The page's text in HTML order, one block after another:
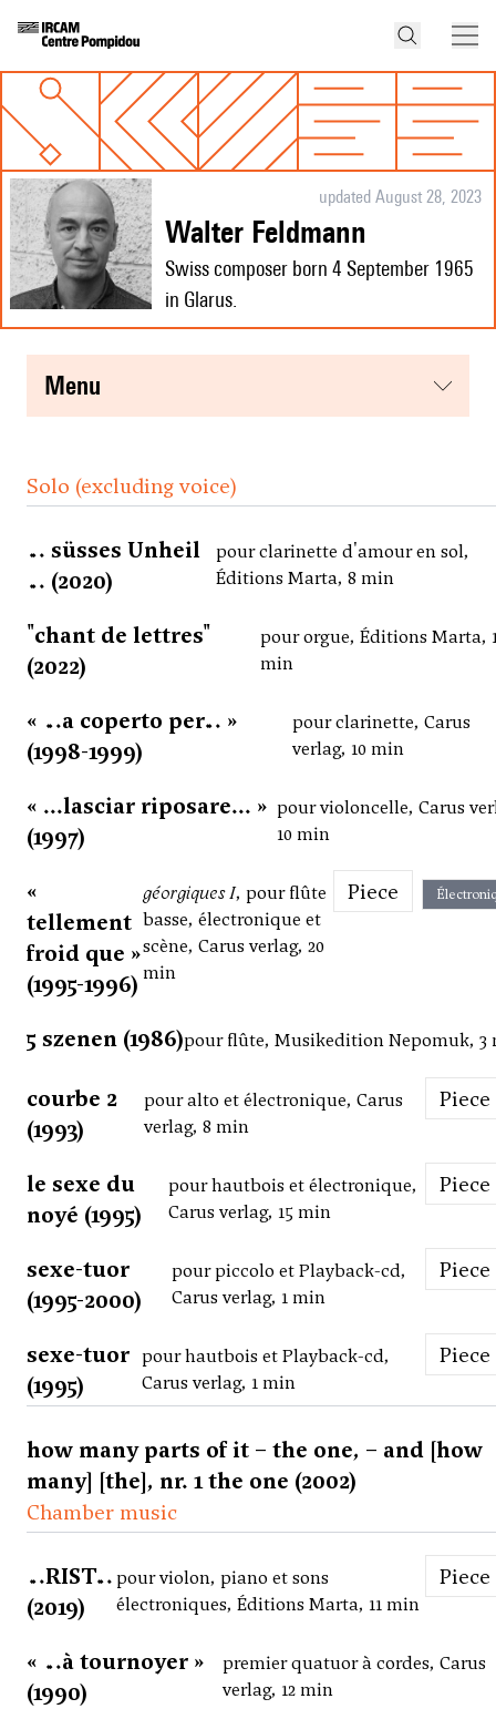
updated August 28, 2023
Walter Feldmann
Swiss composer born 4 September 1965
in Glarus.
menu
Solo (excluding voice)
… süsses Unheil
… (2020)
pour clarinette d'amour en sol,
Éditions Marta, 8 min
"chant de lettres"
(2022)
pour orgue, Éditions Marta,
min
« …a coperto per… »
(1998-1999)
pour clarinette, Carus
verlag, 10 min
« ...lasciar riposare... »
(1997)
pour violoncelle, Carus
10 min
«
tellement
froid que »
(1995-1996)
géorgiques I, pour flûte
basse, électronique et
scène, Carus verlag, 20
min
Piece
5 szenen (1986)pour flûte, Musikedition Nepomuk, 3
courbe 2
(1993)
pour alto et électronique, Carus
verlag, 8 min
Piece
le sexe du
noyé (1995)
pour hautbois et électronique,
Carus verlag, 15 min
Piece
sexe-tuor
(1995-2000)
pour piccolo et Playback-cd,
Carus verlag, 1 min
Piece
sexe-tuor
(1995)
pour hautbois et Playback-cd,
Carus verlag, 1 min
Piece
how many parts of it – the one, – and [how
many] [the], nr. 1 the one (2002)
Chamber music
…RIST…
(2019)
pour violon, piano et sons
électroniques, Éditions Marta, 11 min
Piece
« …à tournoyer »
(1990)
premier quatuor à cordes, Carus
verlag, 12 min